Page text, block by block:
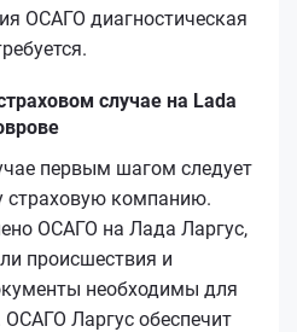
ОСАГО диагностическая
случае на Lada
первым шагом следует
страховую компанию.
ОСАГО на Лада Ларгус,
происшествия и
необходимы для
ОСАГО Ларгус обеспечит